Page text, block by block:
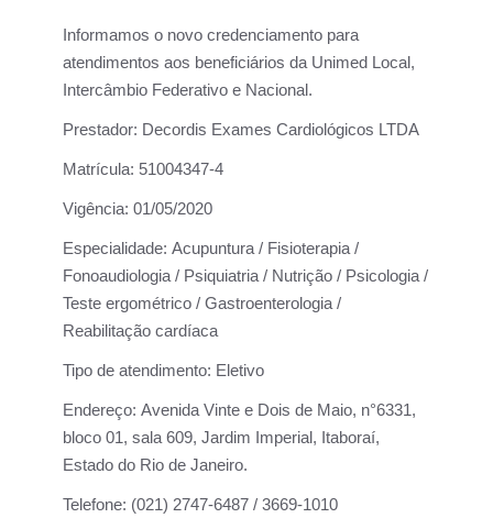
Informamos o novo credenciamento para
atendimentos aos beneficiários da Unimed Local,
Intercâmbio Federativo e Nacional.
Prestador: Decordis Exames Cardiológicos LTDA
Matrícula: 51004347-4
Vigência: 01/05/2020
Especialidade: Acupuntura / Fisioterapia /
Fonoaudiologia / Psiquiatria / Nutrição / Psicologia /
Teste ergométrico / Gastroenterologia /
Reabilitação cardíaca
Tipo de atendimento: Eletivo
Endereço: Avenida Vinte e Dois de Maio, n°6331,
bloco 01, sala 609, Jardim Imperial, Itaboraí,
Estado do Rio de Janeiro.
Telefone: (021) 2747-6487 / 3669-1010